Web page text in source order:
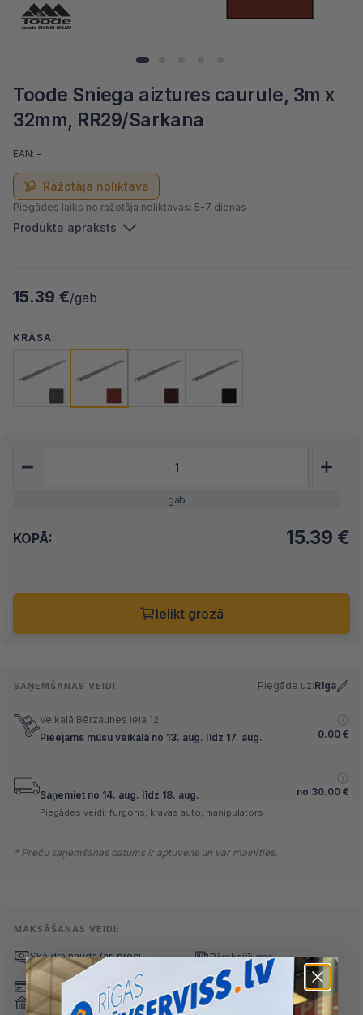
Toode Sniega aiztures caurule, 3m x
32mm, RR29/Sarkana
Ražotāja noliktavā
EAN: -
Piegādes laiks no ražotāja noliktavas: 5-7 dienas
Produkta apraksts
15.39 €/gab
KRĀSA:
gab
KOPĀ: 15.39 €
Ielikt grozā
SAŅEMŠANAS VEIDI: Piegāde uz:Rīga
Veikalā Bērzaunes iela 12
Pieejams mūsu veikalā no 13. aug. līdz 17. aug.
0.00 €
Saņemiet no 14. aug. līdz 18. aug. no 30.00 €
Piegādes veidi: furgons, kravas auto, manipulators
* Preču saņemšanas datums ir aptuvens un var mainīties.
MAKSĀŠANAS VEIDI:
Skaidrā naudā(arī preci
saņemot)
Maksājumu kartes
Internetbankas
Pārskaitījums
Nomaksa